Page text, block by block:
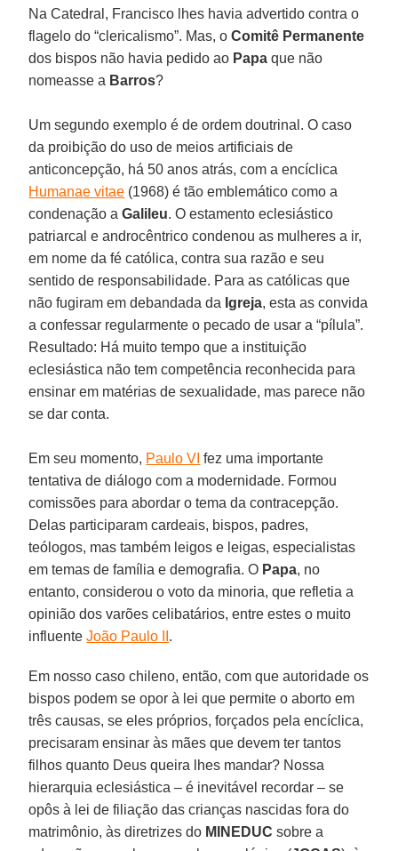
Na Catedral, Francisco lhes havia advertido contra o
flagelo do “clericalismo”. Mas, oComitê Permanente
dos bispos não havia pedido ao Papa que não
nomeasse a Barros?
Um segundo exemplo é de ordem doutrinal. O caso
da proibição do uso de meios artificiais de
anticoncepção, há 50 anos atrás, com a encíclica
Humanae vitae (1968) é tão emblemático como a
condenação aGalileu. O estamento eclesiástico
patriarcal e androcêntrico condenou as mulheres a ir,
em nome da fé católica, contra sua razão e seu
sentido de responsabilidade. Para as católicas que
não fugiram em debandada da Igreja, esta as convida
a confessar regularmente o pecado de usar a “pílula”.
Resultado: Há muito tempo que a instituição
eclesiástica não tem competência reconhecida para
ensinar em matérias de sexualidade, mas parece não
se dar conta.
Em seu momento, Paulo VI fez uma importante
tentativa de diálogo com a modernidade. Formou
comissões para abordar o tema da contracepção.
Delas participaram cardeais, bispos, padres,
teólogos, mas também leigos e leigas, especialistas
em temas de família e demografia. O Papa, no
entanto, considerou o voto da minoria, que refletia a
opinião dos varões celibatários, entre estes o muito
influenteJoão Paulo II .
Em nosso caso chileno, então, com que autoridade os
bispos podem se opor à lei que permite o aborto em
três causas, se eles próprios, forçados pela encíclica,
precisaram ensinar às mães que devem ter tantos
filhos quanto Deus queira lhes mandar? Nossa
hierarquia eclesiástica – é inevitável recordar – se
opôs à lei de filiação das crianças nascidas fora do
matrimônio, às diretrizes do MINEDUC sobre a